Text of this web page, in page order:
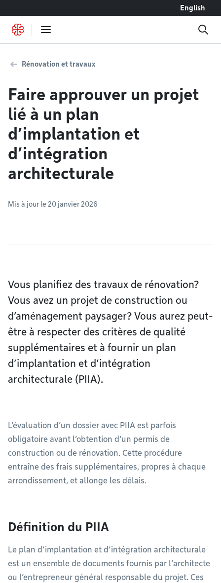
English
Rénovation et travaux
Faire approuver un projet
lié à un plan
d’implantation et
d’intégration
architecturale
Mis à jour le 20 janvier 2026
Vous planifiez des travaux de rénovation?
Vous avez un projet de construction ou
d’aménagement paysager? Vous aurez peut-
être à respecter des critères de qualité
supplémentaires et à fournir un plan
d’implantation et d’intégration
architecturale (PIIA).
L’évaluation d’un dossier avec PIIA est parfois
obligatoire avant l’obtention d’un permis de
construction ou de rénovation. Cette procédure
entraîne des frais supplémentaires, propres à chaque
arrondissement, et allonge les délais.
Définition du PIIA
Le plan d’implantation et d’intégration architecturale
est un ensemble de documents fournis par l’architecte
ou l’entrepreneur général responsable du projet. Ces